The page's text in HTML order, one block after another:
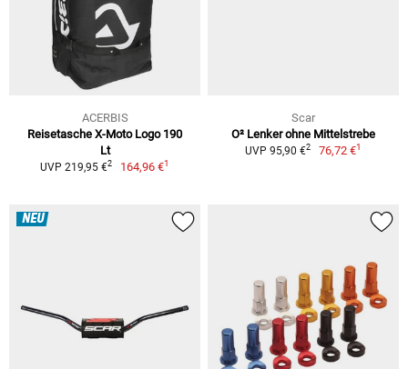
ACERBIS
Reisetasche X-Moto Logo 190
Lt
UVP 219,95 €2 164,96 €1
Scar
O² Lenker ohne Mittelstrebe
UVP 95,90 €2 76,72 €1
NEU